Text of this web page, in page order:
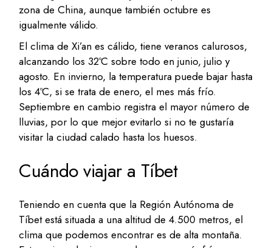
zona de China, aunque también octubre es
igualmente válido.
El clima de Xi’an es cálido, tiene veranos calurosos,
alcanzando los 32ºC sobre todo en junio, julio y
agosto. En invierno, la temperatura puede bajar hasta
los 4ºC, si se trata de enero, el mes más frío.
Septiembre en cambio registra el mayor número de
lluvias, por lo que mejor evitarlo si no te gustaría
visitar la ciudad calado hasta los huesos.
Cuándo viajar a Tíbet
Teniendo en cuenta que la Región Autónoma de
Tíbet está situada a una altitud de 4.500 metros, el
clima que podemos encontrar es de alta montaña.